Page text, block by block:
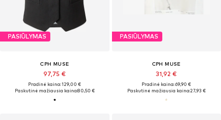
PASIŪLYMAS
CPH MUSE
97,75 €
Pradinė kaina: 129,00 €
Paskutinė mažiausia kaina:80,50 €
PASIŪLYMAS
CPH MUSE
31,92 €
Pradinė kaina: 69,90 €
Paskutinė mažiausia kaina:27,93 €